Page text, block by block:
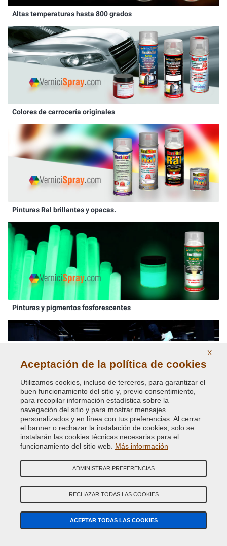
Altas temperaturas hasta 800 grados
Colores de carrocería originales
Pinturas Ral brillantes y opacas.
Pinturas y pigmentos fosforescentes
Pinturas y pigmentos reflectantes
Pintura para coches de todas las marcas
X
Aceptación de la política de cookies
Utilizamos cookies, incluso de terceros, para garantizar el
buen funcionamiento del sitio y, previo consentimiento,
para recopilar información estadística sobre la
navegación del sitio y para mostrar mensajes
personalizados y en línea con tus preferencias. Al cerrar
el banner o rechazar la instalación de cookies, solo se
instalarán las cookies técnicas necesarias para el
funcionamiento del sitio web. Más información
ADMINISTRAR PREFERENCIAS
RECHAZAR TODAS LAS COOKIES
ACEPTAR TODAS LAS COOKIES